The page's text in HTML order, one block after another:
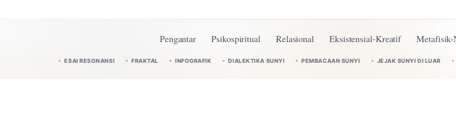
Pengantar Psikospiritual Relasional Eksistensial-Kreatif
ESAI RESONANSI FRAKTAL INFOGRAFIK DIALEKTIKA SUNYI PEMBACAAN SUNYI JEJAK SUNYI DI LUAR